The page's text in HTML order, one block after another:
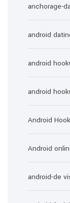
anchorage-
android
android
android
Android
Android
android-de